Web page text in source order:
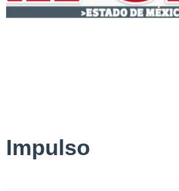
Impulso